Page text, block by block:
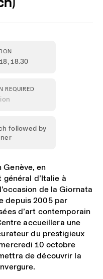
, 18.30
REQUIRED
followed by
en
d’Italie à
de la Giornata
depuis 2005 par
d’art contemporain
accueillera une
du prestigieux
10 octobre
de découvrir la